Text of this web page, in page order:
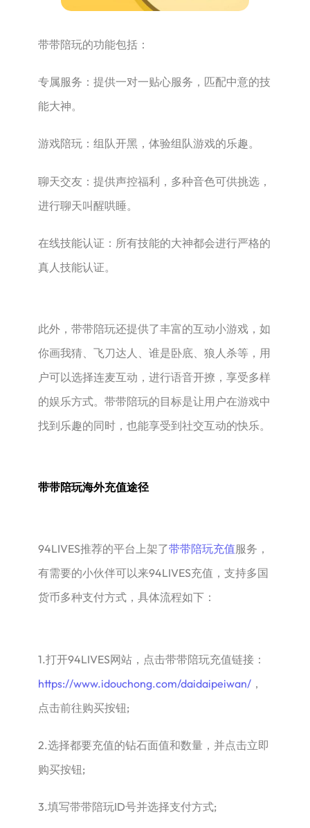
带带陪玩的功能包括：‌
‌专属服务‌：‌提供一对一贴心服务，‌匹配中意的技
能大神。‌
‌游戏陪玩‌：‌组队开黑，‌体验组队游戏的乐趣。‌
‌聊天交友‌：‌提供声控福利，‌多种音色可供挑选，‌
进行聊天叫醒哄睡。‌
‌在线技能认证‌：‌所有技能的大神都会进行严格的
真人技能认证。‌
此外，‌带带陪玩还提供了丰富的互动小游戏，‌如
你画我猜、‌飞刀达人、‌谁是卧底、‌狼人杀等，‌用
户可以选择连麦互动，‌进行语音开撩，‌享受多样
的娱乐方式。‌带带陪玩的目标是让用户在游戏中
找到乐趣的同时，‌也能享受到社交互动的快乐。‌
带带陪玩海外充值途径
94LIVES推荐的平台上架了带带陪玩充值服务，
有需要的小伙伴可以来94LIVES充值，支持多国
货币多种支付方式，具体流程如下：
1.打开94LIVES网站，点击带带陪玩充值链接：
https://www.idouchong.com/daidaipeiwan/，
点击前往购买按钮;
2.选择都要充值的钻石面值和数量，并点击立即
购买按钮;
3.填写带带陪玩ID号并选择支付方式;